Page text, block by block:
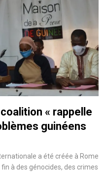
« rappelle
guinéens
a été créée à Rome
à des génocides, des crimes